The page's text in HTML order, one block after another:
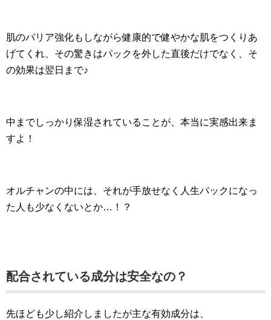
肌のバリア強化もしながら健康的で健やかな肌をつくりあ
げてくれ、その驚きはパックを外した直後だけでなく、そ
の効果は翌日まで♪
中までしっかり保湿されていることが、本当に実感出来ま
すよ！
オルチャンの中には、それが手放せなく人生パックになっ
た人も少なくないとか…！？
配合されている成分は安全なの？
先ほども少し紹介しましたが主な有効成分は、